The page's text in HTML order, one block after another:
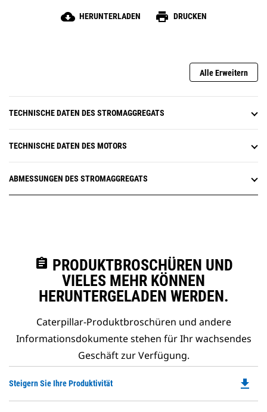
cloud_download HERUNTERLADEN print DRUCKEN
Alle Erweitern
TECHNISCHE DATEN DES STROMAGGREGATS
TECHNISCHE DATEN DES MOTORS
ABMESSUNGEN DES STROMAGGREGATS
assignment PRODUKTBROSCHÜREN UND
VIELES MEHR KÖNNEN
HERUNTERGELADEN WERDEN.
Caterpillar-Produktbroschüren und andere
Informationsdokumente stehen für Ihr wachsendes
Geschäft zur Verfügung.
Steigern Sie Ihre Produktivität file_download